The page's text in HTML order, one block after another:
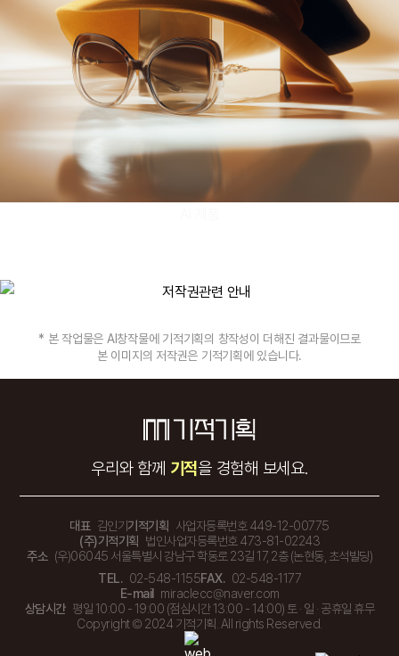
* 본 작업물은 AI창작물에 기적기획의 창작성이 더해진 결과물이므로
본 이미지의 저작권은 기적기획에 있습니다.
우리와 함께 기적을 경험해 보세요.
대표 김인기기적기획 사업자등록번호 449-12-00775
(주)기적기획 법인사업자등록번호 473-81-02243
주소 (우)06045 서울특별시 강남구 학동로 23길 17, 2층 (논현동, 초석빌딩)
TEL. 02-548-1155FAX. 02-548-1177
E-mail miraclecc@naver.com
상담시간 평일 10:00 - 19:00 (점심시간 13:00 - 14:00) 토 · 일 · 공휴일 휴무
Copyright © 2024 기적기획. All rights Reserved.